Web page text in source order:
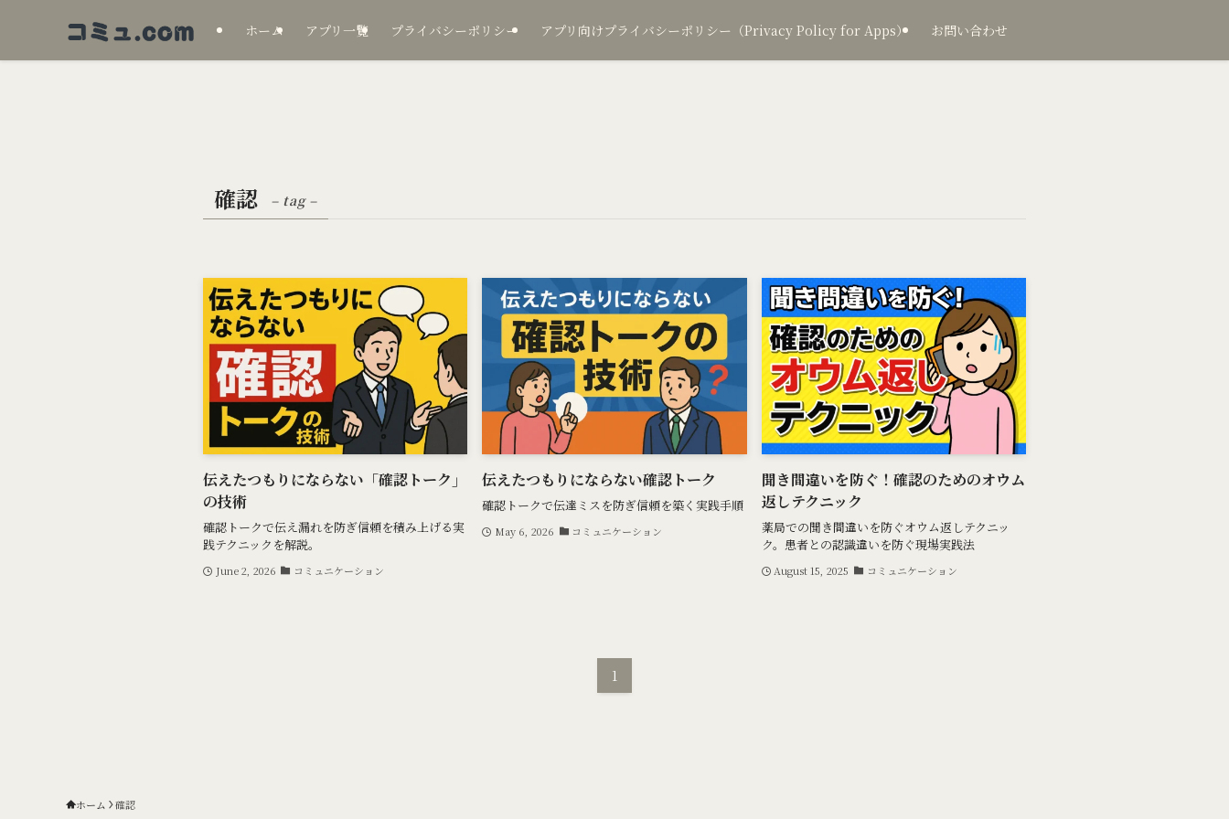
ホーム アプリ一覧 プライバシーポリシー アプリ向けプライバシーポリシー（Privacy Policy for Apps） お問い合わせ
確認 – tag –
伝えたつもりにならない「確認トーク」
の技術
確認トークで伝え漏れを防ぎ信頼を積み上げる実
践テクニックを解説。
June 2, 2026 コミュニケーション
伝えたつもりにならない確認トーク
確認トークで伝達ミスを防ぎ信頼を築く実践手順
May 6, 2026 コミュニケーション
聞き間違いを防ぐ！確認のためのオウム
返しテクニック
薬局での聞き間違いを防ぐオウム返しテクニッ
ク。患者との認識違いを防ぐ現場実践法
August 15, 2025 コミュニケーション
1
ホーム 確認